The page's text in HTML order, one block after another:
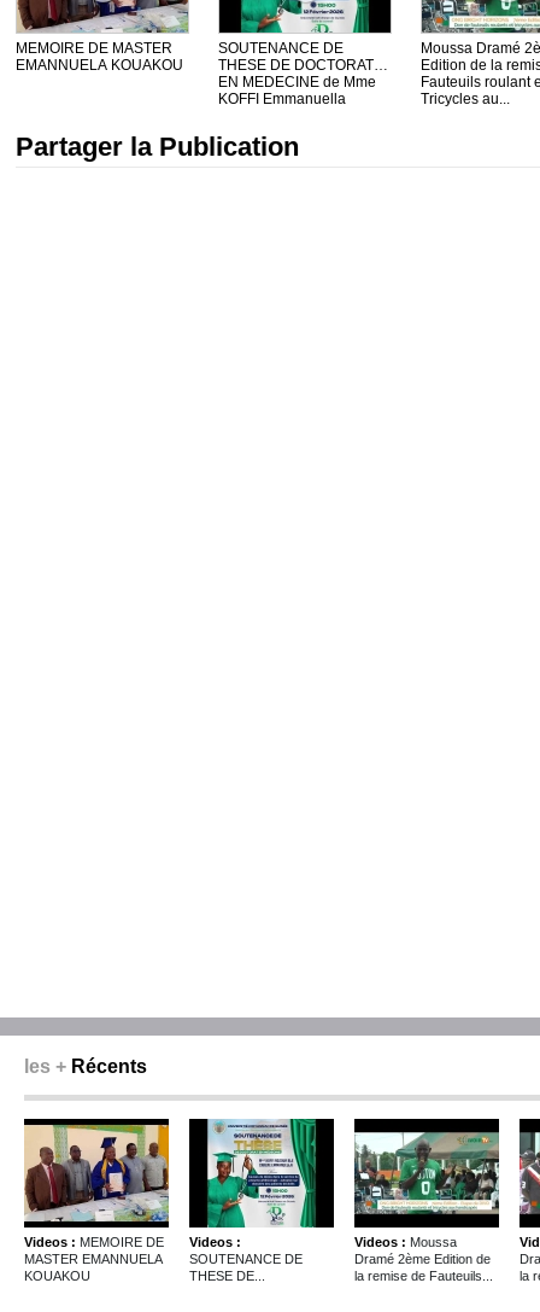
MEMOIRE DE MASTER
EMANNUELA KOUAKOU
SOUTENANCE DE
THESE DE DOCTORAT
EN MEDECINE de Mme
KOFFI Emmanuella
Moussa Dramé
Edition de la
Fauteuils roulant
Tricycles au...
Partager la Publication
les + Récents
Videos : MEMOIRE DE
MASTER EMANNUELA
KOUAKOU
Videos :
SOUTENANCE DE
THESE DE...
Videos : Moussa
Dramé 2ème Edition de
la remise de Fauteuils...
la